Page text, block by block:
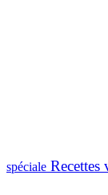
spéciale Recettes